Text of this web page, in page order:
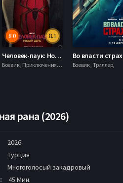
8.1
8.0
Человек-паук: Новый день (2026)
Боевик , Приключения, Фантастика, Фэнтези, Боевик , Триллер,
рана (2026)
2026
Турция
Многоголосый закадровый
45 Мин.